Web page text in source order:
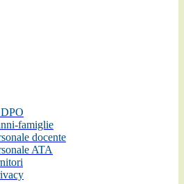
famiglie
docente
ATA